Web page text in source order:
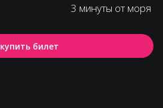
3 минуты от моря
купить билет